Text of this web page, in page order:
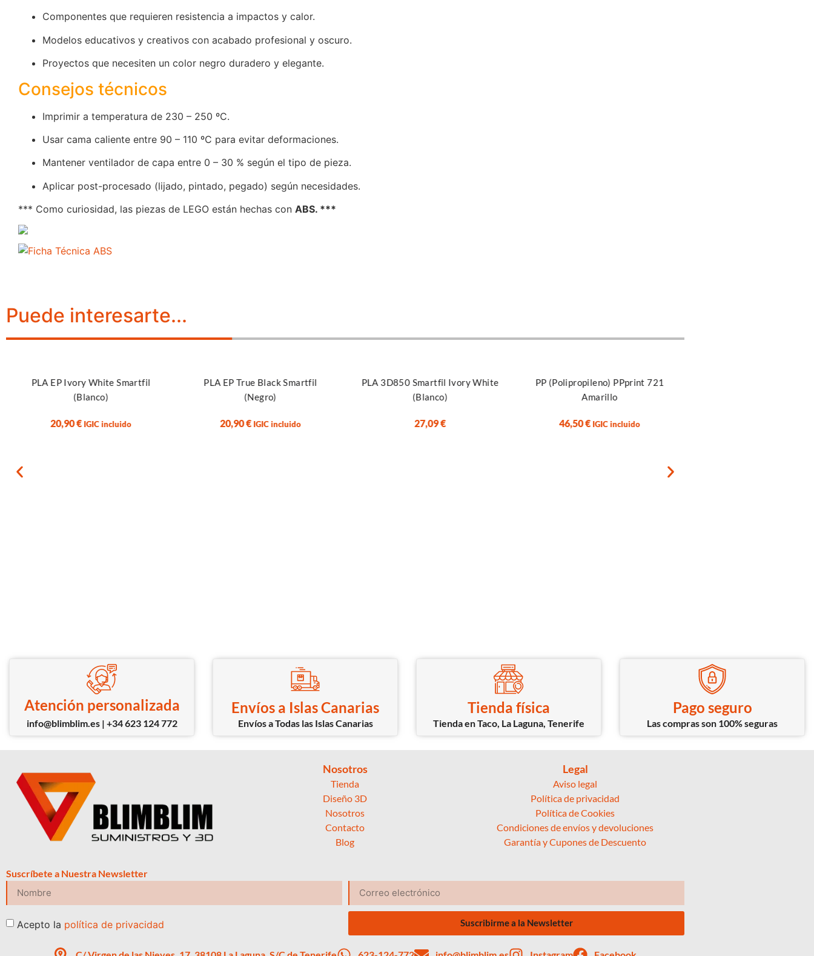
Componentes que requieren resistencia a impactos y calor.
Modelos educativos y creativos con acabado profesional y oscuro.
Proyectos que necesiten un color negro duradero y elegante.
Consejos técnicos
Imprimir a temperatura de 230 – 250 ºC.
Usar cama caliente entre 90 – 110 ºC para evitar deformaciones.
Mantener ventilador de capa entre 0 – 30 % según el tipo de pieza.
Aplicar post-procesado (lijado, pintado, pegado) según necesidades.
*** Como curiosidad, las piezas de LEGO están hechas con ABS. ***
Puede interesarte...
PLA EP Ivory White Smartfil
(Blanco)
20,90€ IGIC incluido
PLA EP True Black Smartfil
(Negro)
20,90€ IGIC incluido
PLA 3D850 Smartfil Ivory White
(Blanco)
27,09€
PP (Polipropileno) PPprint 721
Amarillo
46,50€ IGIC incluido
Atención personalizada
info@blimblim.es | +34 623 124 772
Envíos a Islas Canarias
Envíos a Todas las Islas Canarias
Tienda física
Tienda en Taco, La Laguna, Tenerife
Pago seguro
Las compras son 100% seguras
Nosotros
Tienda
Diseño 3D
Nosotros
Contacto
Blog
Legal
Aviso legal
Política de privacidad
Política de Cookies
Condiciones de envíos y devoluciones
Garantía y Cupones de Descuento
Suscríbete a Nuestra Newsletter
Acepto la política de privacidad Suscribirme a la Newsletter